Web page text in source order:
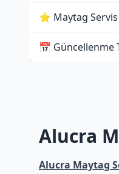
⭐ Maytag
📅 Güncellenme
Alucra
Alucra Maytag